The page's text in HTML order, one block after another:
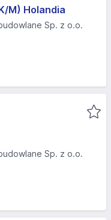
M) Holandia
Sp. z o.o.
Sp. z o.o.